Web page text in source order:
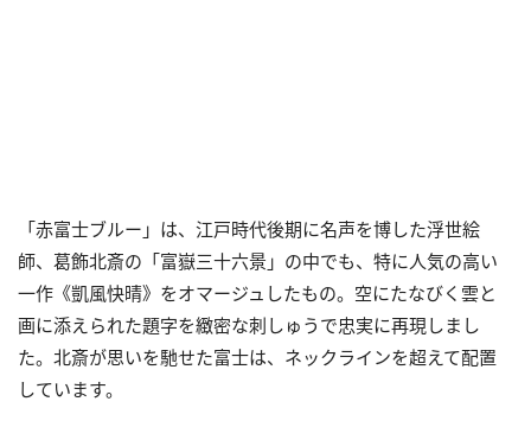
「赤富士ブルー」は、江戸時代後期に名声を博した浮世絵
師、葛飾北斎の「富嶽三十六景」の中でも、特に人気の高い
一作《凱風快晴》をオマージュしたもの。空にたなびく雲と
画に添えられた題字を緻密な刺しゅうで忠実に再現しまし
た。北斎が思いを馳せた富士は、ネックラインを超えて配置
しています。